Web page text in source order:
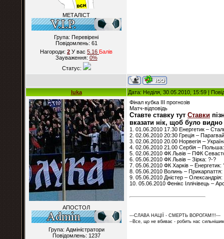
МЕТАЛІСТ
Група: Перевірені
Повідомлень: 61
Нагороди: 2 У вас 5.16 Балiв
Зауваження: 0%
Статус:
luka Дата: Неділя, 30.05.2010, 15:59 |
АПОСТОЛ
Група: Адміністратори
Повідомлень: 1237
Фінал кубка ІІІ прогнозів
Матч-відповідь
Ставте ставку тут Ставки
вказати нік, щоб було
1. 01.06.2010 17.30 Енергетик –
2. 02.06.2010 20:30 Греція –
3. 02.06.2010 20.00 Норвегія –
4. 02.06.2010 21.00 Сербія –
5. 02.06.2010 ФК Львів – ПФК
6. 05.06.2010 ФК Львів – Зірка: ?-?
7. 05.06.2010 ФК Харків – Енергетик:
8. 05.06.2010 Волинь – Прикарпаття:
9. 05.06.2010 Дністер – Олександрія:
10. 05.06.2010 Фенікс Іллічівець –
---СЛАВА НАЦІЇ - СМЕРТЬ ВОРОГАМ!!!---
--Все, що не вбиває - робить нас